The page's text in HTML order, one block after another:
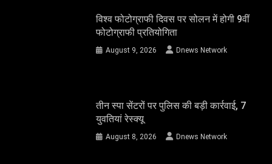
विश्व फोटोग्राफी दिवस पर सोलन में होगी 9वीं
फोटोग्राफी प्रतियोगिता
August 9, 2026 Dnews Network
तीन स्पा सेंटरों पर पुलिस की बड़ी कार्रवाई, 7
युवतियां रेस्क्यू
August 8, 2026 Dnews Network